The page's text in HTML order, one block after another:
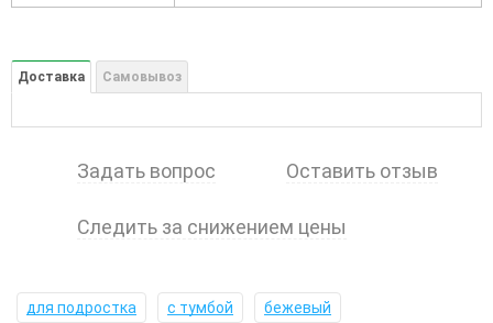
Доставка Самовывоз
Задать вопрос Оставить отзыв
Следить за снижением цены
для подростка с тумбой бежевый